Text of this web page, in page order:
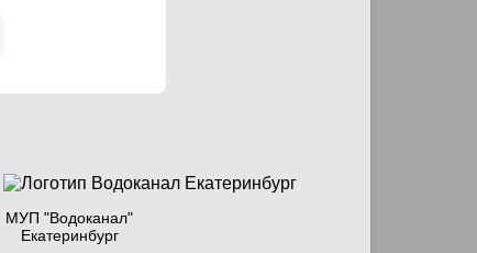
МУП "Водоканал"
Екатеринбург